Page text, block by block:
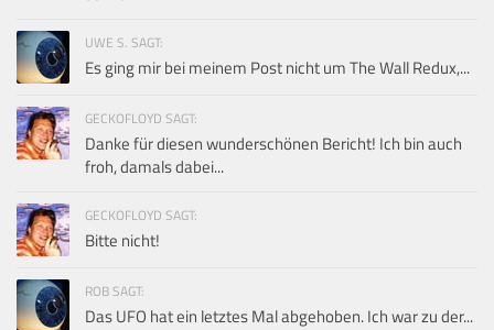
UWE S. SAGT:
Es ging mir bei meinem Post nicht um The Wall Redux,...
GECKOFLOYD SAGT:
Danke für diesen wunderschönen Bericht! Ich bin auch
froh, damals dabei...
GECKOFLOYD SAGT:
Bitte nicht!
ROB SAGT:
Das UFO hat ein letztes Mal abgehoben. Ich war zu der...